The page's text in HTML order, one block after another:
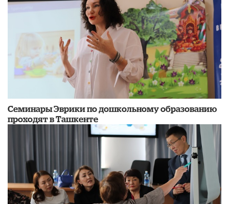
Семинары Эврики по дошкольному образованию
проходят в Ташкенте